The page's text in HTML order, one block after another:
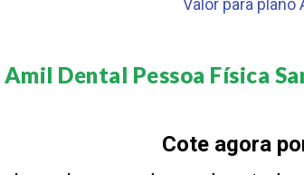
Valor para plano
Amil Dental Pessoa Física
Cote agora